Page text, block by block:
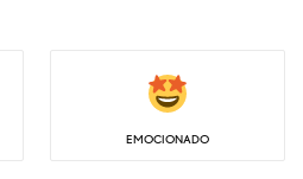
EMOCIONADO